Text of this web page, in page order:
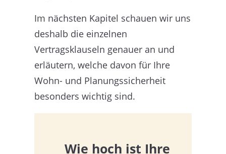
Im nächsten Kapitel schauen wir uns
deshalb die einzelnen
Vertragsklauseln genauer an und
erläutern, welche davon für Ihre
Wohn- und Planungssicherheit
besonders wichtig sind.
Wie hoch ist Ihre